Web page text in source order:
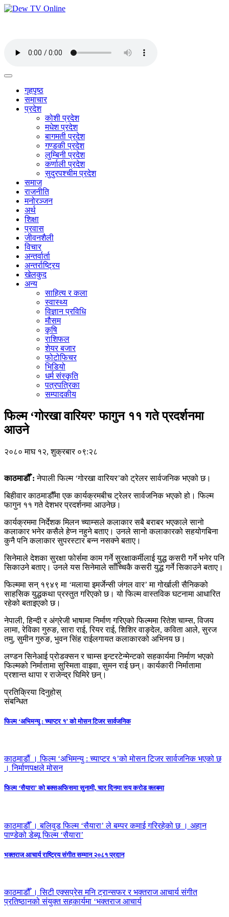
गृहपृष्ठ
समाचार
प्रदेश
कोशी प्रदेश
मधेश प्रदेश
बागमती प्रदेश
गण्डकी प्रदेश
लुम्बिनी प्रदेश
कर्णाली प्रदेश
सुदुरपश्चीम प्रदेश
समाज
राजनीति
मनोरञ्जन
अर्थ
शिक्षा
प्रवास
जीवनशैली
विचार
अन्तर्वार्ता
अन्तर्राष्ट्रिय
खेलकुद
अन्य
साहित्य र कला
स्वास्थ्य
विज्ञान प्रविधि
मौसम
कृषि
राशिफल
शेयर बजार
फोटोफिचर
भिडियो
धर्म संस्कृति
पत्रपत्रिका
सम्पादकीय
फिल्म ‘गोरखा वारियर’ फागुन ११ गते प्रदर्शनमा
आउने
२०८० माघ १२, शुक्रबार ०९:२८
काठमाडौँ :नेपाली फिल्म ‘गोरखा वारियर’को ट्रेलर सार्वजनिक भएको छ।
बिहीवार काठमाडौँमा एक कार्यक्रमबीच ट्रेलर सार्वजनिक भएको हो। फिल्म
फागुन ११ गते देशभर प्रदर्शनमा आउनेछ।
कार्यक्रममा निर्देशक मिलन च्याम्सले कलाकार सबै बराबर भएकाले सानो
कलाकार भनेर कसैले हेप्न नहुने बताए। उनले सानो कलाकारको सहयोगबिना
कुनै पनि कलाकार सुपरस्टार बन्न नसक्ने बताए।
सिनेमाले देशका सुरक्षा फोर्समा काम गर्ने सुरक्षाकर्मीलाई युद्ध कसरी गर्ने भनेर पनि
सिकाउने बताए। उनले यस सिनेमाले साँच्चिकै कसरी युद्ध गर्ने सिकाउने बताए।
फिल्ममा सन् १९४९ मा ‘मलाया इमर्जेन्सी जंगल वार’ मा गोर्खाली सैनिकको
साहसिक युद्धकथा प्रस्तुत गरिएको छ। यो फिल्म वास्तविक घटनामा आधारित
रहेको बताइएको छ।
नेपाली, हिन्दी र अंग्रेजी भाषामा निर्माण गरिएको फिल्ममा रितेश चाम्स, विजय
लामा, रेविका गुरुङ, सारा राई, रियर राई, शिशिर वाङ्देल, कविता आले, सुरज
तमु, सुमीन गुरुङ, भुवन सिंह राईलगायत कलाकारको अभिनय छ।
लण्डन सिनेआई प्रोडक्सन र चाम्स इन्टरटेन्मेन्टको सहकार्यमा निर्माण भएको
फिल्मको निर्मातामा सुस्मिता वाइवा, सुमन राई छन्। कार्यकारी निर्मातामा
प्रशान्त थापा र राजेन्द्र घिमिरे छन्।
प्रतिक्रिया दिनुहोस्
संबन्धित
फिल्म ‘अभिमन्यु : च्याप्टर १’ को मोसन टिजर सार्वजनिक
काठमाडौं । फिल्म ‘अभिमन्यु : च्याप्टर १’को मोसन टिजर सार्वजनिक भएको छ
। निर्माणपक्षले मोसन
फिल्म ‘सैयारा’ को बक्सअफिसमा सुनामी, चार दिनमा सय करोड क्लबमा
काठमाडौँ । बलिवुड फिल्म ‘सैयारा’ ले बम्पर कमाई गरिरहेको छ । अहान
पाण्डेको डेब्यू फिल्म ‘सैयारा’
भक्तराज आचार्य राष्ट्रिय संगीत सम्मान २०८१ प्रदान
काठमाडौँ । सिटी एक्सप्रेस मनि ट्रान्सफर र भक्तराज आचार्य संगीत
प्रतिष्ठानको संयुक्त सहकार्यमा ‘भक्तराज आचार्य